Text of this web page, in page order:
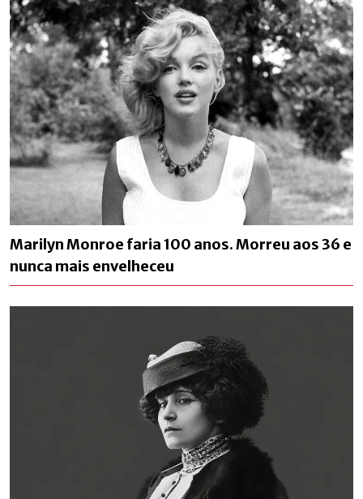
Marilyn Monroe faria 100 anos. Morreu aos 36 e
nunca mais envelheceu